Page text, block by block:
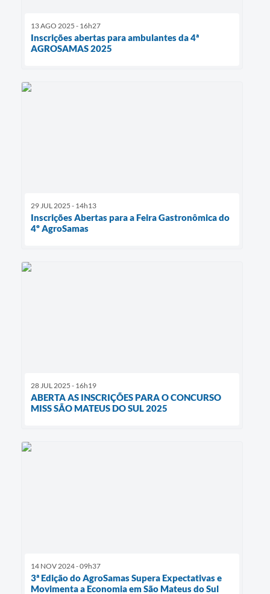
13 AGO 2025 - 16h27
Inscrições abertas para ambulantes da 4ª
AGROSAMAS 2025
29 JUL 2025 - 14h13
Inscrições Abertas para a Feira Gastronômica do
4º AgroSamas
28 JUL 2025 - 16h19
ABERTA AS INSCRIÇÕES PARA O CONCURSO
MISS SÃO MATEUS DO SUL 2025
14 NOV 2024 - 09h37
3ª Edição do AgroSamas Supera Expectativas e
Movimenta a Economia em São Mateus do Sul